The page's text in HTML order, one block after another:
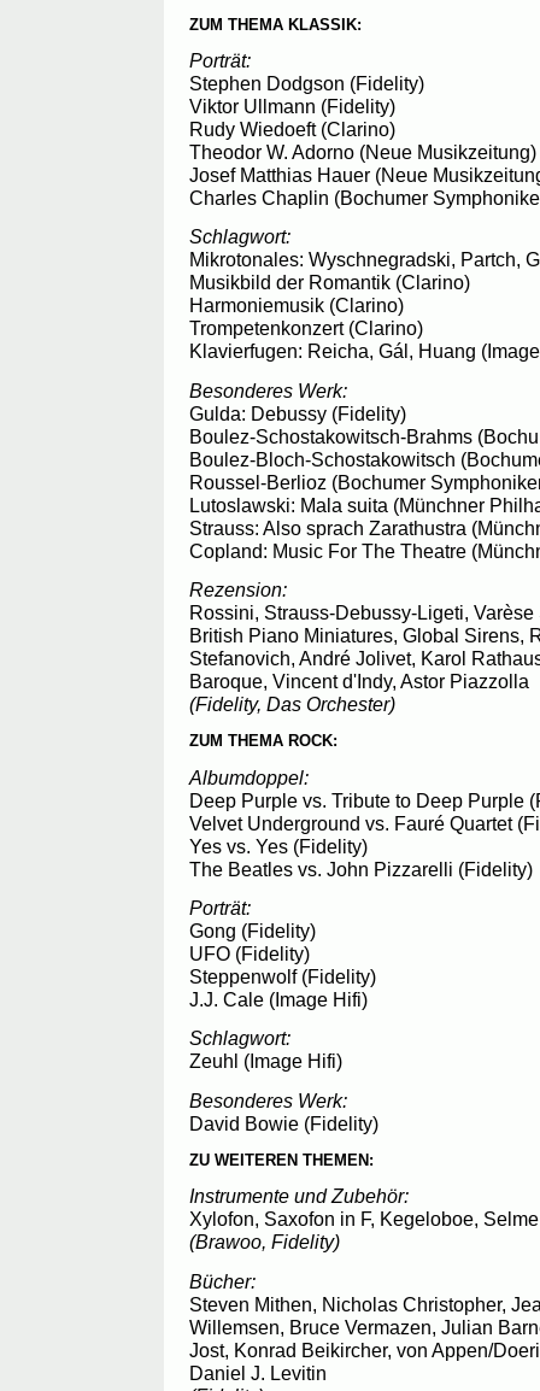
ZUM THEMA KLASSIK:
Porträt:
Stephen Dodgson (Fidelity)
Viktor Ullmann (Fidelity)
Rudy Wiedoeft (Clarino)
Theodor W. Adorno (Neue Musikzeitung)
Josef Matthias Hauer (Neue
Charles Chaplin (Bochumer
Schlagwort:
Mikrotonales: Wyschnegradski, Partch,
Musikbild der Romantik (Clarino)
Harmoniemusik (Clarino)
Trompetenkonzert (Clarino)
Klavierfugen: Reicha, Gál, Huang
Besonderes Werk:
Gulda: Debussy (Fidelity)
Boulez-Schostakowitsch-Brahms
Boulez-Bloch-Schostakowitsch
Roussel-Berlioz (Bochumer
Lutoslawski: Mala suita (Münchner
Strauss: Also sprach Zarathustra
Copland: Music For The Theatre
Rezension:
Rossini, Strauss-Debussy-Ligeti,
British Piano Miniatures, Global Sirens,
Stefanovich, André Jolivet, Karol
Baroque, Vincent d'Indy, Astor Piazzolla
(Fidelity, Das Orchester)
ZUM THEMA ROCK:
Albumdoppel:
Deep Purple vs. Tribute to Deep Purple
Velvet Underground vs. Fauré Quartet
Yes vs. Yes (Fidelity)
The Beatles vs. John Pizzarelli (Fidelity)
Porträt:
Gong (Fidelity)
UFO (Fidelity)
Steppenwolf (Fidelity)
J.J. Cale (Image Hifi)
Schlagwort:
Zeuhl (Image Hifi)
Besonderes Werk:
David Bowie (Fidelity)
ZU WEITEREN THEMEN:
Instrumente und Zubehör:
Xylofon, Saxofon in F, Kegeloboe,
(Brawoo, Fidelity)
Bücher:
Steven Mithen, Nicholas Christopher,
Willemsen, Bruce Vermazen, Julian
Jost, Konrad Beikircher, von Appen/
Daniel J. Levitin